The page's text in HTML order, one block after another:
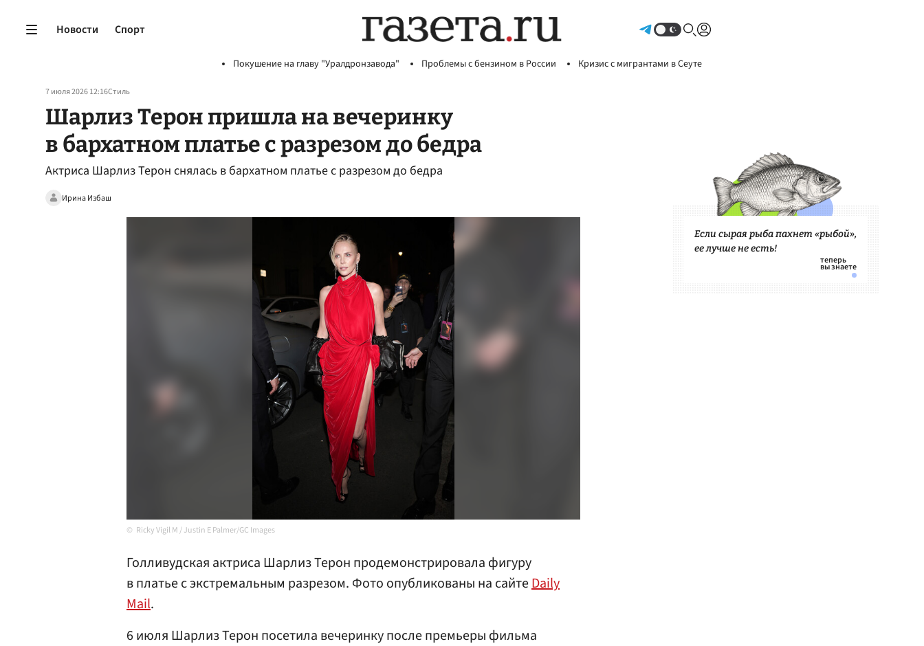
Новости Спорт
Покушение на главу "Уралдронзавода" Проблемы с бензином в России Кризис с мигрантами в Сеуте
7 июля 2026 12:16Стиль
Шарлиз Терон пришла на вечеринку
в бархатном платье с разрезом до бедра
Актриса Шарлиз Терон снялась в бархатном платье с разрезом до бедра
Ирина Избаш
Ricky Vigil M / Justin E Palmer/GC Images
Голливудская актриса Шарлиз Терон продемонстрировала фигуру
в платье с экстремальным разрезом. Фото опубликованы на сайтеDaily
Mail.
6 июля Шарлиз Терон посетила вечеринку после премьеры фильма
Если сырая рыба пахнет «рыбой»,
ее лучше не есть!